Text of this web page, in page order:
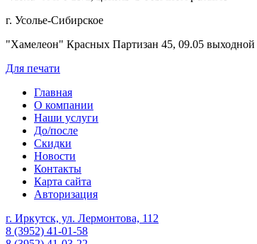
г. Усолье-Сибирское
"Хамелеон" Красных Партизан 45, 09.05 выходной
Для печати
Главная
О компании
Наши услуги
До/после
Скидки
Новости
Контакты
Карта сайта
Авторизация
г. Иркутск, ул. Лермонтова, 112
8 (3952) 41-01-58